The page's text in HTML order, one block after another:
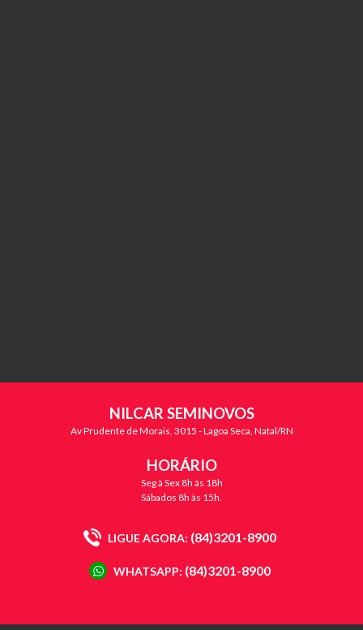
NILCAR SEMINOVOS
Av Prudente de Morais, 3015 - Lagoa Seca, Natal/RN
HORÁRIO
Seg à Sex 8h às 18h
Sábados 8h às 15h.
LIGUE AGORA: (84)3201-8900
WHATSAPP: (84)3201-8900